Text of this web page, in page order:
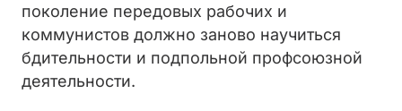
поколение передовых рабочих и
коммунистов должно заново научиться
бдительности и подпольной профсоюзной
деятельности.